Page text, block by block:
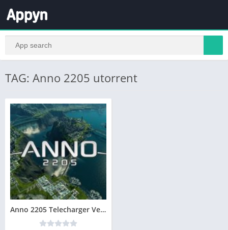
TAG: Anno 2205 utorrent
Anno 2205 Telecharger Version complète Gratuit PC